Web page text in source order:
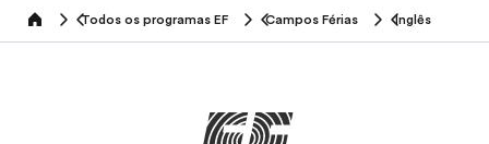
home Todos os programas EF Campos Férias Inglês